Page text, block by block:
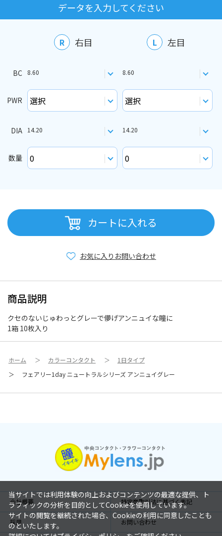
データを入力してください
R 右目 L 左目
BC 8.60 8.60
PWR
DIA 14.20 14.20
数量
カートに入れる
お問い合わせ
お気に入り
商品説明
クセのないじゅわっとグレーで儚げアンニュイな瞳に
1箱 10枚入り
ホーム ＞ カラーコンタクト ＞
1日タイプ
＞
フェアリー1day ニュートラルシリーズ アンニュイグレー
会社概要 特定商取引法に基づく表記
採用 お問い合わせ
当サイトでは利用体験の向上およびコンテンツの最適な提供、ト
ラフィックの分析を目的としてCookieを使用しています。
サイトの閲覧を継続された場合、Cookieの利用に同意したことも
のといたします。